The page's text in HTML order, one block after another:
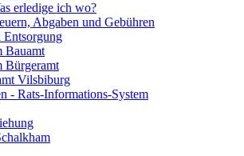
erledige ich wo?
Abgaben und Gebühren
Entsorgung
Bauamt
Bürgeramt
Vilsbiburg
- Rats-Informations-System